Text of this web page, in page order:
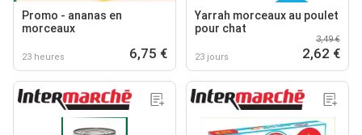
Promo - ananas en
morceaux
23 heures 6,75 €
Yarrah morceaux au poulet
pour chat
23 jours
3,49 €
2,62 €